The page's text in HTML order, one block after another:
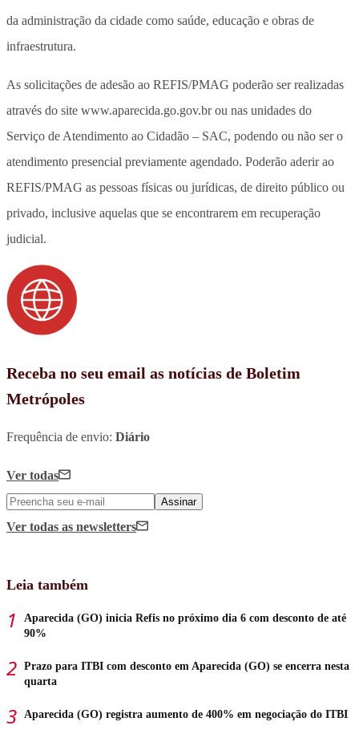
da administração da cidade como saúde, educação e obras de
infraestrutura.
As solicitações de adesão ao REFIS/PMAG poderão ser realizadas
através do site www.aparecida.go.gov.br ou nas unidades do
Serviço de Atendimento ao Cidadão – SAC, podendo ou não ser o
atendimento presencial previamente agendado. Poderão aderir ao
REFIS/PMAG as pessoas físicas ou jurídicas, de direito público ou
privado, inclusive aquelas que se encontrarem em recuperação
judicial.
Receba no seu email as notícias de Boletim
Metrópoles
Frequência de envio: Diário
Ver todas
Assinar
Ver todas as newsletters
Leia também
Aparecida (GO) inicia Refis no próximo dia 6 com desconto de até
90%
Prazo para ITBI com desconto em Aparecida (GO) se encerra nesta
quarta
Aparecida (GO) registra aumento de 400% em negociação do ITBI